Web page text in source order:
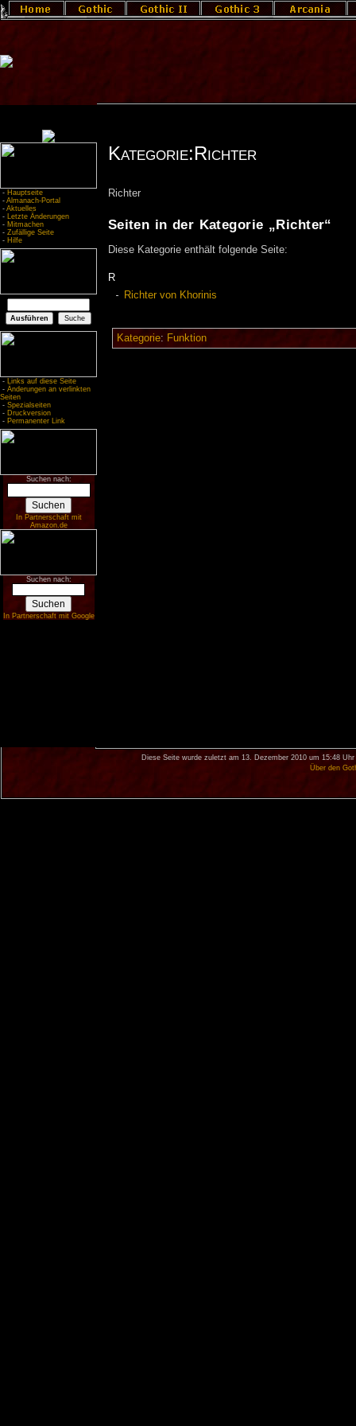
- Hauptseite
- Almanach-Portal
- Aktuelles
- Letzte Änderungen
- Mitmachen
- Zufällige Seite
- Hilfe
- Links auf diese Seite
- Änderungen an verlinkten
Seiten
- Spezialseiten
- Druckversion
- Permanenter Link
Suchen nach:
In Partnerschaft mit
Amazon.de
Suchen nach:
In Partnerschaft mit Google
Kategorie:Richter
Richter
Seiten in der Kategorie „Richter“
Diese Kategorie enthält folgende Seite:
R
Richter von Khorinis
Kategorie: Funktion
Diese Seite wurde zuletzt am 13. Dezember 2010 um 15:48 Uhr
Über den